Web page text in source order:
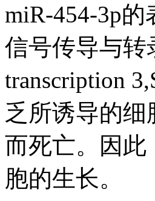
miR-454-3p
信号传导与转
transcription
乏所诱导的
而死亡。因此
胞的生长。